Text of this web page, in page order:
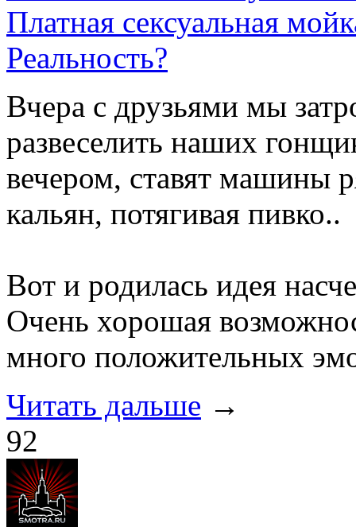
Платная сексуальная
Реальность?
Вчера с друзьями мы
развеселить наших
вечером, ставят машины
кальян, потягивая пивко..
Вот и родилась идея
Очень хорошая
много положительных
Читать дальше →
92